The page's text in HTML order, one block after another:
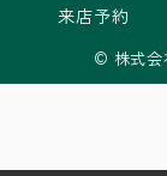
来店予約
© 株式会